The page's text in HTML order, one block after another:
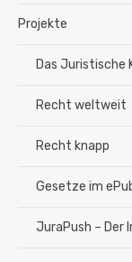
Projekte
Das Juristische
Recht weltweit
Recht knapp
Gesetze im
JuraPush –